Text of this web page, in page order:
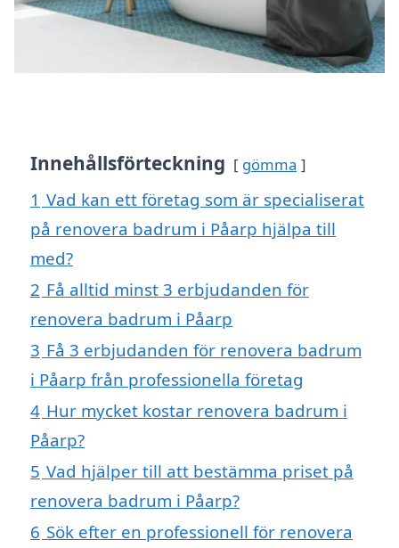
Innehållsförteckning gömma
1 Vad kan ett företag som är specialiserat
på renovera badrum i Påarp hjälpa till
med?
2 Få alltid minst 3 erbjudanden för
renovera badrum i Påarp
3 Få 3 erbjudanden för renovera badrum
i Påarp från professionella företag
4 Hur mycket kostar renovera badrum i
Påarp?
5 Vad hjälper till att bestämma priset på
renovera badrum i Påarp?
6 Sök efter en professionell för renovera